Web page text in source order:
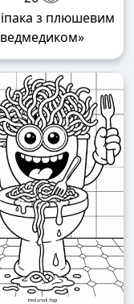
з плюшевим
ведмедиком»